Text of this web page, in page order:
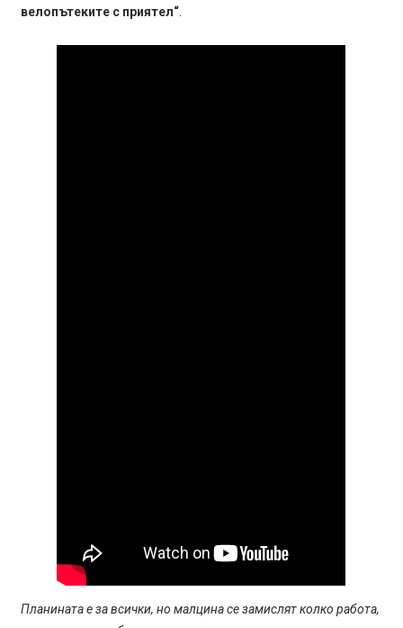
велопътеките с приятел“
Планината е за всички, но малцина се замислят колко работа,